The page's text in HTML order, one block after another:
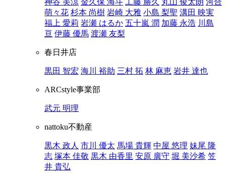
萌々花 杉本 尚樹 岩崎 大雅 小島 梨聖 溝田 映実
福上 愛莉 岩瀬 はるか 五十嵐 潤 加藤 永浩 川島
亘 伊藤 優馬 渡瀬 友梨
春日井店
黒田 智宏 海川 裕助 三村 拓 林 麻恵 岩井 達也
ARCstyle事業部
武元 明理
nattoku不動産
黒木 政人 市川 優太 馬場 貴輝 中屋 悠理 妹尾 隆
志 塚本 佳敬 黒木 由香里 安原 廣守 堀 美沙希 笠
井 貴弘